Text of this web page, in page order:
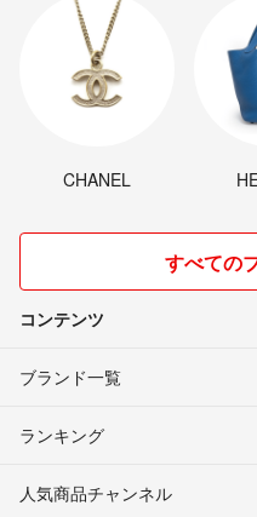
CHANEL
すべての
コンテンツ
ブランド一覧
ランキング
人気商品チャンネル